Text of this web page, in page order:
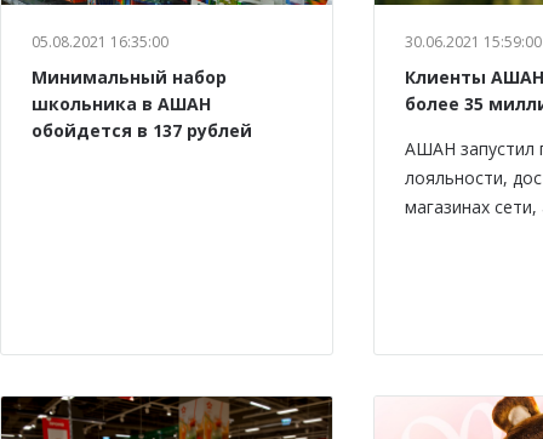
05.08.2021 16:35:00
Минимальный набор
школьника в АШАН
обойдется в 137 рублей
30.06.2021 15:59:00
Клиенты
более 35
АШАН запустил
лояльности,
магазинах